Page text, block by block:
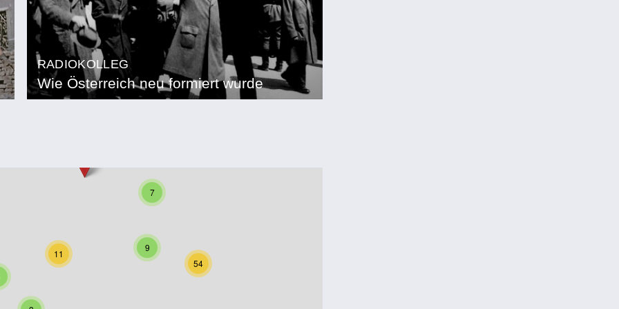
RADIOKOLLEG
Wie Österreich neu formiert wurde
7
9
54
11